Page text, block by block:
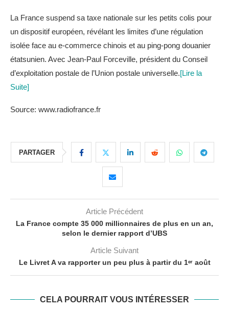
La France suspend sa taxe nationale sur les petits colis pour
un dispositif européen, révélant les limites d’une régulation
isolée face au e-commerce chinois et au ping-pong douanier
étatsunien. Avec Jean-Paul Forceville, président du Conseil
d’exploitation postale de l’Union postale universelle.[Lire la
Suite]
Source: www.radiofrance.fr
PARTAGER
Article Précédent
La France compte 35 000 millionnaires de plus en un an,
selon le dernier rapport d’UBS
Article Suivant
Le Livret A va rapporter un peu plus à partir du 1ᵉʳ août
CELA POURRAIT VOUS INTÉRESSER